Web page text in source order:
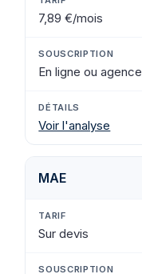
7,89 €/mois
En ligne ou agence
Voir l'analyse
MAE
Sur devis